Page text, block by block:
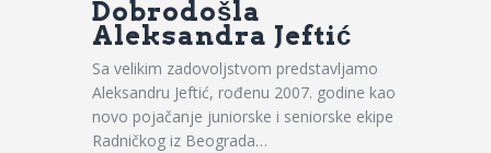
Dobrodošla
Aleksandra Jeftić
Sa velikim zadovoljstvom predstavljamo
Aleksandru Jeftić, rođenu 2007. godine kao
novo pojačanje juniorske i seniorske ekipe
Radničkog iz Beograda…